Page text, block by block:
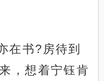
在书?房待到
，想着宁钰肯